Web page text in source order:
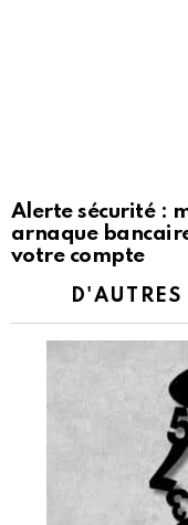
Alerte sécurité :
arnaque
votre compte